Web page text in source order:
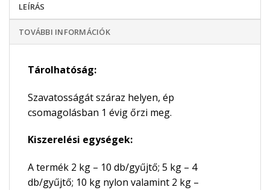
LEÍRÁS
TOVÁBBI INFORMÁCIÓK
Tárolhatóság:
Szavatosságát száraz helyen, ép
csomagolásban 1 évig őrzi meg.
Kiszerelési egységek:
A termék 2 kg – 10 db/gyűjtő; 5 kg – 4
db/gyűjtő; 10 kg nylon valamint 2 kg –